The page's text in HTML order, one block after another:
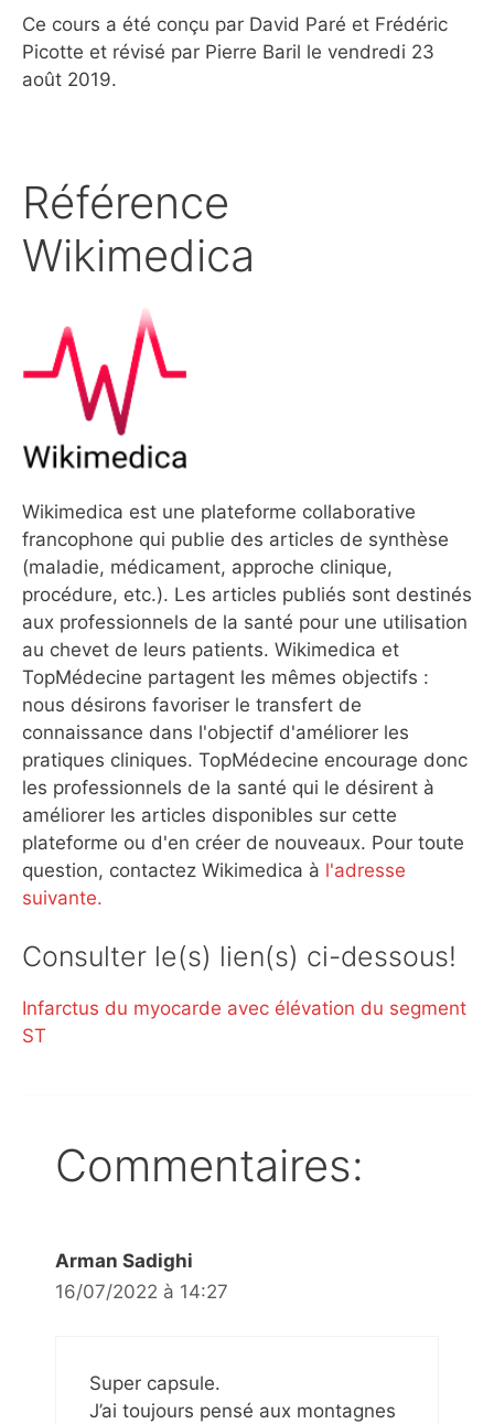
Ce cours a été conçu par David Paré et Frédéric
Picotte et révisé par Pierre Baril le vendredi 23
août 2019.
Référence
Wikimedica
Wikimedica est une plateforme collaborative
francophone qui publie des articles de synthèse
(maladie, médicament, approche clinique,
procédure, etc.). Les articles publiés sont destinés
aux professionnels de la santé pour une utilisation
au chevet de leurs patients. Wikimedica et
TopMédecine partagent les mêmes objectifs :
nous désirons favoriser le transfert de
connaissance dans l'objectif d'améliorer les
pratiques cliniques. TopMédecine encourage donc
les professionnels de la santé qui le désirent à
améliorer les articles disponibles sur cette
plateforme ou d'en créer de nouveaux. Pour toute
question, contactez Wikimedica à l'adresse
suivante.
Consulter le(s) lien(s) ci-dessous!
Infarctus du myocarde avec élévation du segment
ST
Commentaires:
Arman Sadighi
16/07/2022 à 14:27
Super capsule.
J’ai toujours pensé aux montagnes